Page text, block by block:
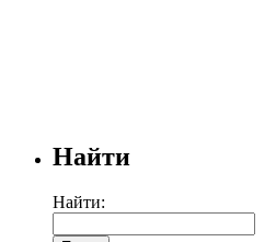
Найти
Найти: